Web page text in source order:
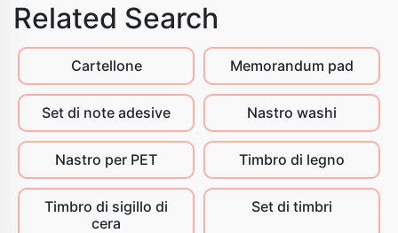
Related Search
Cartellone Memorandum pad
Set di note adesive Nastro washi
Nastro per PET Timbro di legno
Timbro di sigillo di
cera
Set di timbri